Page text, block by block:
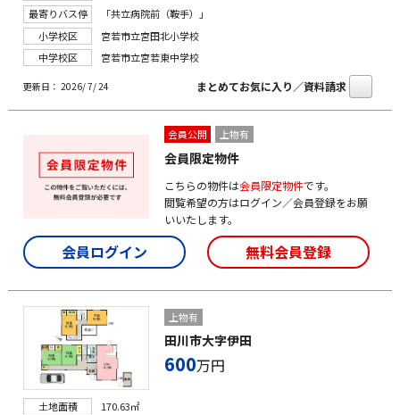
最寄りバス停
「共立病院前（鞍手）」
小学校区
宮若市立宮田北小学校
中学校区
宮若市立宮若東中学校
更新日： 2026/ 7/ 24 まとめてお気に入り／資料請求
会員公開 上物有
会員限定物件
こちらの物件は会員限定物件です。
閲覧希望の方はログイン／会員登録をお願
いいたします。
会員ログイン 無料会員登録
上物有
田川市大字伊田
600万円
土地面積
170.63㎡